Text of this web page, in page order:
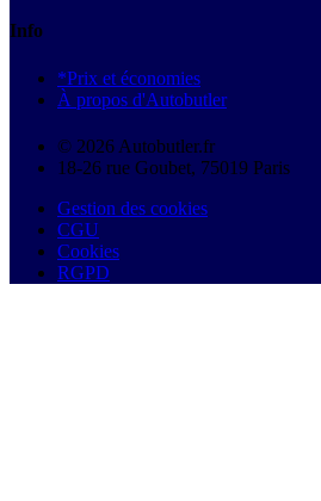
Info
*Prix et économies
À propos d'Autobutler
© 2026 Autobutler.fr
18-26 rue Goubet, 75019 Paris
Gestion des cookies
CGU
Cookies
RGPD